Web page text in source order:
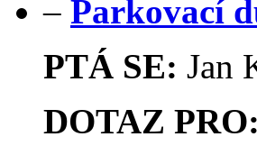
– Parkovací
PTÁ SE: Jan
DOTAZ PRO: